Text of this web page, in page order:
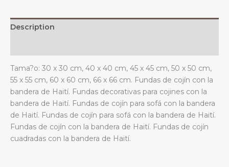
quantity
Description
Tama?o: 30 x 30 cm, 40 x 40 cm, 45 x 45 cm, 50 x 50 cm,
55 x 55 cm, 60 x 60 cm, 66 x 66 cm. Fundas de cojín con la
bandera de Haití. Fundas decorativas para cojines con la
bandera de Haití. Fundas de cojín para sofá con la bandera
de Haití. Fundas de cojín para sofá con la bandera de Haití.
Fundas de cojín con la bandera de Haití. Fundas de cojín
cuadradas con la bandera de Haití.